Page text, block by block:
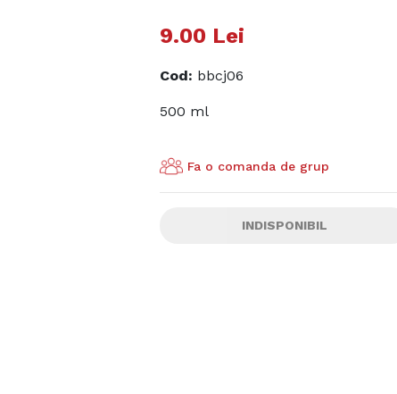
9.00 Lei
Cod: bbcj06
500 ml
Fa o comanda de grup
INDISPONIBIL